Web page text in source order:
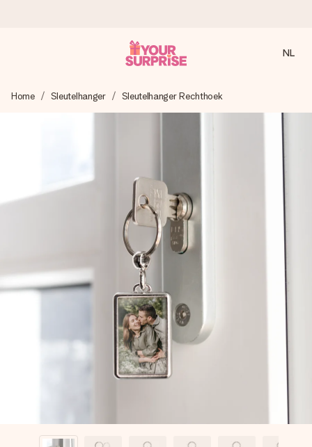
We maken jouw cadeau met zorg en zorgen dat het
razendsnel onderweg is - zodat jij kunt geven op precies
4,8 (gebaseerd op +8.000 reviews)
Onze cadeaus worden gewaardeerd. Klanten beoordelen
ons met een 4,7 op Google Reviews
Gratis wenskaartje
Je maakt in een paar stappen iets unieks – met haar naam,
jullie foto of een boodschap die raakt. Zonder gedoe, maar
met alle aandacht voor het moment.
NL
Home Sleutelhanger Sleutelhanger Rechthoek